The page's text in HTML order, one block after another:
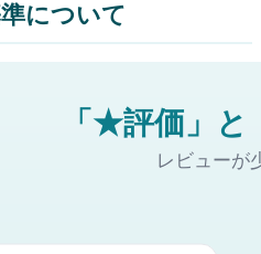
について